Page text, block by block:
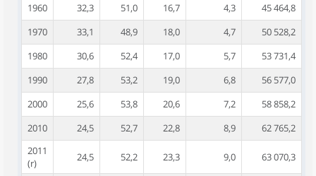
1960
32,3 51,0 16,7 4,3
45 464,8
1970
33,1 48,9 18,0 4,7
50 528,2
1980
30,6 52,4 17,0 5,7
53 731,4
1990
27,8 53,2 19,0 6,8
56 577,0
2000
25,6 53,8 20,6 7,2
58 858,2
2010
24,5 52,7 22,8 8,9
62 765,2
2011
(r)
24,5 52,2 23,3 9,0 63 070,3